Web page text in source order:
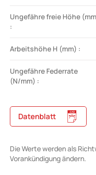
Ungefähre freie Höhe
:
Arbeitshöhe H (mm) :
Ungefähre Federrate
(N/mm) :
Datenblatt
Die Werte werden als
Vorankündigung ändern.